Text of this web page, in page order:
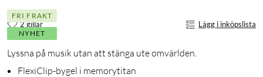
FRI FRAKT
NYHET
2 gillar Lägg i inköpslista
Lyssna på musik utan att stänga ute omvärlden.
FlexiClip-bygel i memorytitan